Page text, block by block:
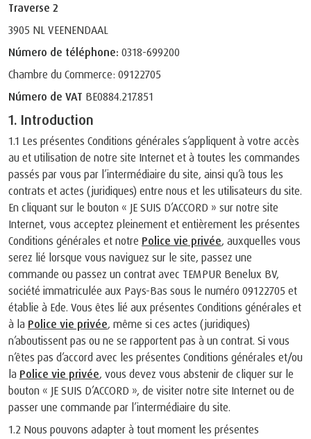
Traverse 2
3905 NL VEENENDAAL
Número de téléphone: 0318-699200
Chambre du Commerce: 09122705
Número de VAT BE0884.217.851
1. Introduction
1.1 Les présentes Conditions générales s’appliquent à votre accès
au et utilisation de notre site Internet et à toutes les commandes
passés par vous par l’intermédiaire du site, ainsi qu’à tous les
contrats et actes (juridiques) entre nous et les utilisateurs du site.
En cliquant sur le bouton « JE SUIS D’ACCORD » sur notre site
Internet, vous acceptez pleinement et entièrement les présentes
Conditions générales et notre Police vie privée, auxquelles vous
serez lié lorsque vous naviguez sur le site, passez une
commande ou passez un contrat avec TEMPUR Benelux BV,
société immatriculée aux Pays-Bas sous le numéro 09122705 et
établie à Ede. Vous êtes lié aux présentes Conditions générales et
à la Police vie privée, même si ces actes (juridiques)
n’aboutissent pas ou ne se rapportent pas à un contrat. Si vous
n’êtes pas d’accord avec les présentes Conditions générales et/ou
la Police vie privée, vous devez vous abstenir de cliquer sur le
bouton « JE SUIS D’ACCORD », de visiter notre site Internet ou de
passer une commande par l’intermédiaire du site.
1.2 Nous pouvons adapter à tout moment les présentes